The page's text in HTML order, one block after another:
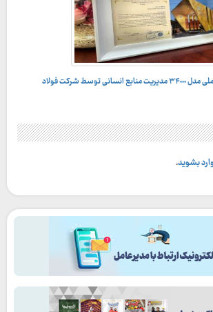
انقلاب اسلامی؛
کسب نشان برنز جایزه ملی مدل ٣۴٠٠٠ مدیریت منابع انسانی توسط شرکت فولاد
بشوید.